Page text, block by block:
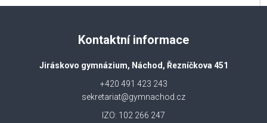
Kontaktní informace
Jiráskovo gymnázium, Náchod, Řezníčkova 451
+420 491 423 243
sekretariat@gymnachod.cz
IZO: 102 266 247